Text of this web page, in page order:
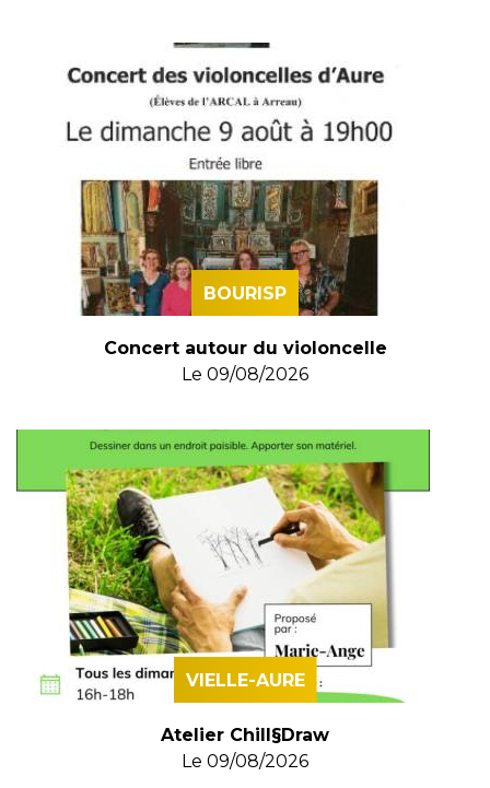
BOURISP
Concert autour du violoncelle
Le 09/08/2026
VIELLE-AURE
Atelier Chill§Draw
Le 09/08/2026